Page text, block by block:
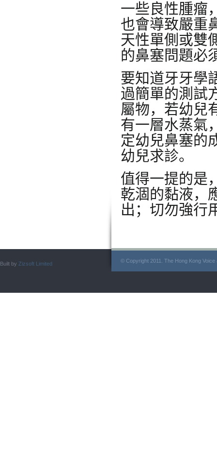
一些良性腫瘤
也會導致嚴重
天性單側或雙
的鼻塞問題必
要知道牙牙學
過簡單的測試
屬物，若幼兒
有一層水蒸氣
定幼兒鼻塞的
幼兒求診。
值得一提的是
乾涸的黏液，
出；切勿強行
© Copyright 2011. The Hong Kong
Built by Zizsoft Limited